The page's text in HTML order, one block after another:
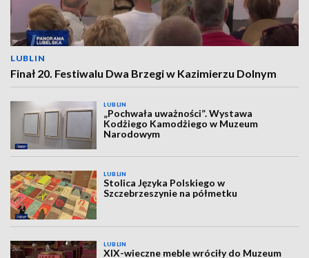
LUBLIN
Finał 20. Festiwalu Dwa Brzegi w Kazimierzu Dolnym
LUBLIN
„Pochwała uważności”. Wystawa
Kodżiego Kamodżiego w Muzeum
Narodowym
LUBLIN
Stolica Języka Polskiego w
Szczebrzeszynie na półmetku
LUBLIN
XIX-wieczne meble wróciły do Muzeum